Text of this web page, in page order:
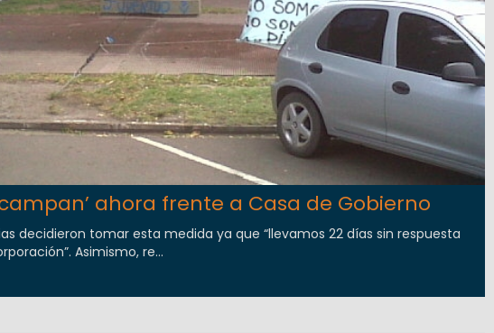
ahora frente a Casa de Gobierno
decidieron tomar esta medida ya que “llevamos 22 días sin respuesta
Asimismo, re...